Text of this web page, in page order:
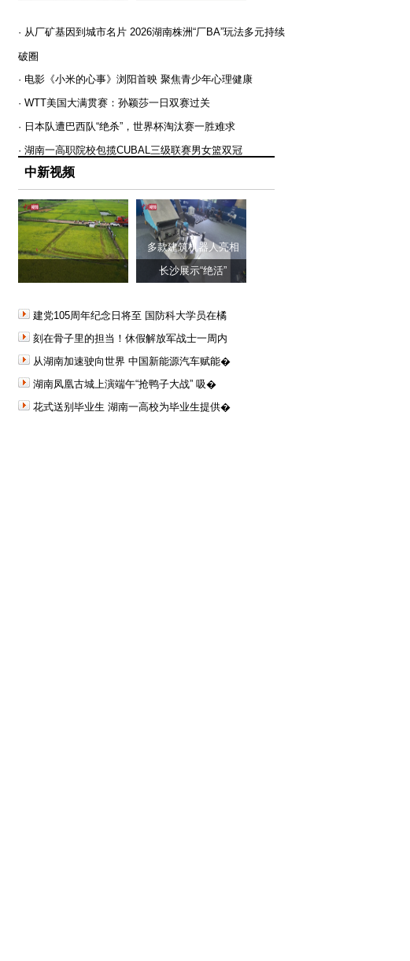
· 从厂矿基因到城市名片 2026湖南株洲“厂BA”玩法多元持续
破圈
· 电影《小米的心事》浏阳首映 聚焦青少年心理健康
· WTT美国大满贯赛：孙颖莎一日双赛过关
· 日本队遭巴西队“绝杀”，世界杯淘汰赛一胜难求
· 湖南一高职院校包揽CUBAL三级联赛男女篮双冠
中新视频
多款建筑机器人亮相
长沙展示“绝活”
建党105周年纪念日将至 国防科大学员在橘
刻在骨子里的担当！休假解放军战士一周内
从湖南加速驶向世界 中国新能源汽车赋能�
湖南凤凰古城上演端午“抢鸭子大战” 吸�
花式送别毕业生 湖南一高校为毕业生提供�